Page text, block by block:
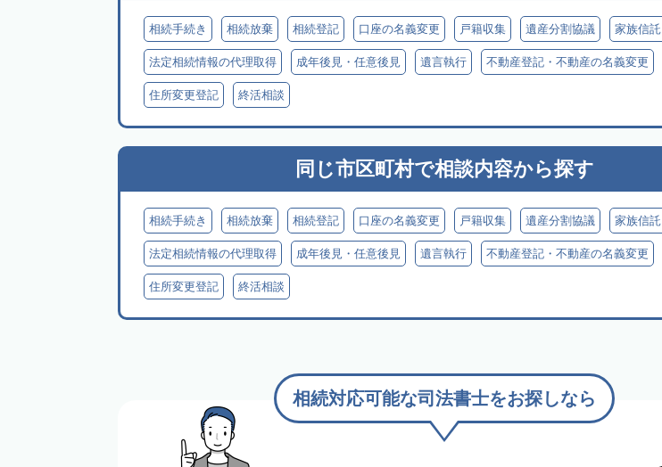
相続手続き 相続放棄 相続登記 口座の名義変更 戸籍収集 遺産分割協議 家族信託
法定相続情報の代理取得 成年後見・任意後見 遺言執行 不動産登記・不動産の名義変更
住所変更登記 終活相談
同じ市区町村で相談内容から探す
相続手続き 相続放棄 相続登記 口座の名義変更 戸籍収集 遺産分割協議 家族信託
法定相続情報の代理取得 成年後見・任意後見 遺言執行 不動産登記・不動産の名義変更
住所変更登記 終活相談
相続対応可能な司法書士をお探しなら